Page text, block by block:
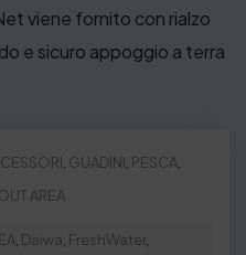
viene fornito con rialzo
e sicuro appoggio a terra
, GUADINI, PESCA,
AREA
, Daiwa, FreshWater,